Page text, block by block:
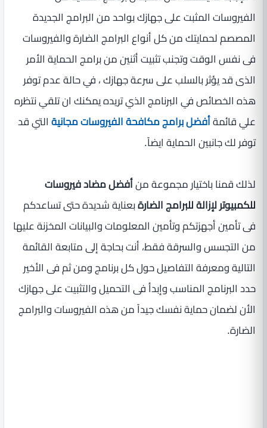
الفيروسات المثبت على جهازك بواحد من البرامج الجديدة
المصصم لحمايتك من كل أنواع البرامج الضارة والفيروسات
فى نفس الوقت وتجنب تثبيت أثنين من برامج الحماية الأمر
الذى قد يؤثر بالسلب على سرعة جهازك ، في حالة عدم توفر
هذه الخصائص في البرنامج الذي تريده يمكنك ان تلقي نتظره
علي قائمةأفضل برامج مكافحة الفيروسات مجانيةالتي قد
توفر لك جانبين الحماية ايضاً.
لذلك قمنا باختيار مجموعة منأفضل مضاد فيروسات
للكمبيوتر لإزالة للبرامج الضارةبعناية شديدة حتى تساعدكم
فى تأمين أجهزتكم وتأمين المعلومات والبيانات المخزنة عليها
من التجسس والسرقة فقط، أنت بحاجة إلى متابعة القائمة
التالية ومعرفة التفاصيل حول كل برنامج ومن ثم فى الأخير
حدد البرنامج المناسب وإبدأ فى التحميل والتثبيت على جهازك
الأن لضمان حماية نفسك جيداً من هذه الفيروسات والبرامج
الضارة.